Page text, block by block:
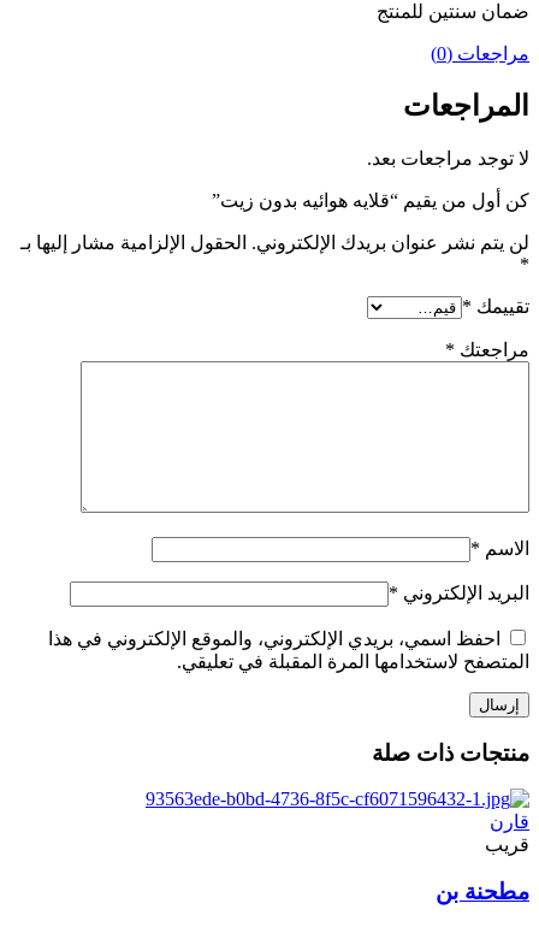
ضمان سنتين للمنتج
مراجعات (0)
المراجعات
لا توجد مراجعات بعد.
كن أول من يقيم “قلايه هوائيه بدون زيت”
لن يتم نشر عنوان بريدك الإلكتروني. الحقول الإلزامية مشار إليها بـ
*
تقييمك *
مراجعتك *
الاسم *
البريد الإلكتروني *
احفظ اسمي، بريدي الإلكتروني، والموقع الإلكتروني في هذا
المتصفح لاستخدامها المرة المقبلة في تعليقي.
منتجات ذات صلة
قارن
قريب
مطحنة بن